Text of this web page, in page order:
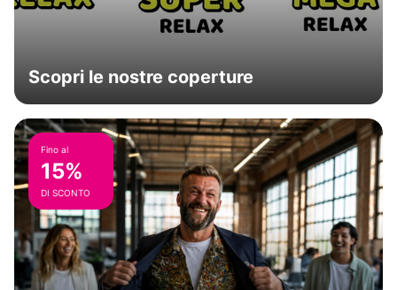
Scopri le nostre coperture
Fino al
15%
DI SCONTO